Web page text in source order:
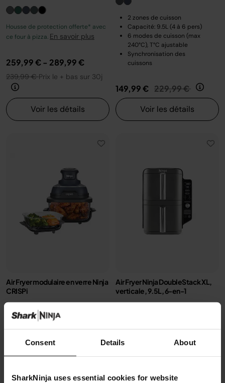
Consent Details About
SharkNinja uses essential cookies for website
Housse de protection offerte* avec
ce four à pizza. En savoir plus
259,99 €- 289,99 €
239,99 €Prix le + bas sur 30j
Voir les détails
2 zones de cuisson
Capacité: 9.5L (4 à 6 pers)
6 modes de cuisson (max
240°C), T°C ajustable
Synchronisation des
cuissons
149,99 € Prix réduit de
229,99 € au
Voir les détails
Air Fryer modulaire en verre Ninja
CRISPi
4.3 (1075)
2 cuves en verre (1.4L + 3.8L)
Air Fryer Ninja DoubleStack XL,
verticale, 9.5L, 6-en-1